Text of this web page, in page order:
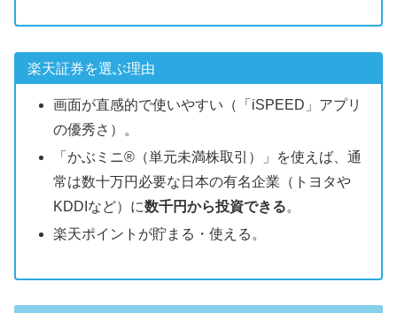
楽天証券を選ぶ理由
画面が直感的で使いやすい（「iSPEED」アプリ
の優秀さ）。
「かぶミニ®（単元未満株取引）」を使えば、通
常は数十万円必要な日本の有名企業（トヨタや
KDDIなど）に数千円から投資できる。
楽天ポイントが貯まる・使える。